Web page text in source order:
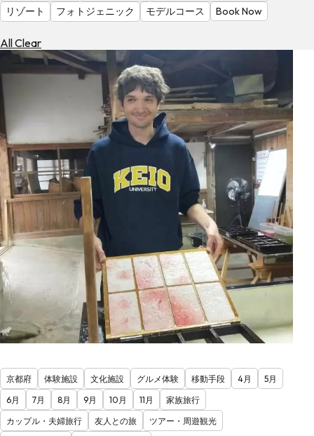
リゾート
フォトジェニック モデルコース Book Now
All Clear
京都府 体験施設 文化施設 グルメ体験 移動手段 4月
5月
6月
7月 8月 9月 10月 11月
家族旅行
カップル・夫婦旅行
友人との旅
ツアー・周遊観光